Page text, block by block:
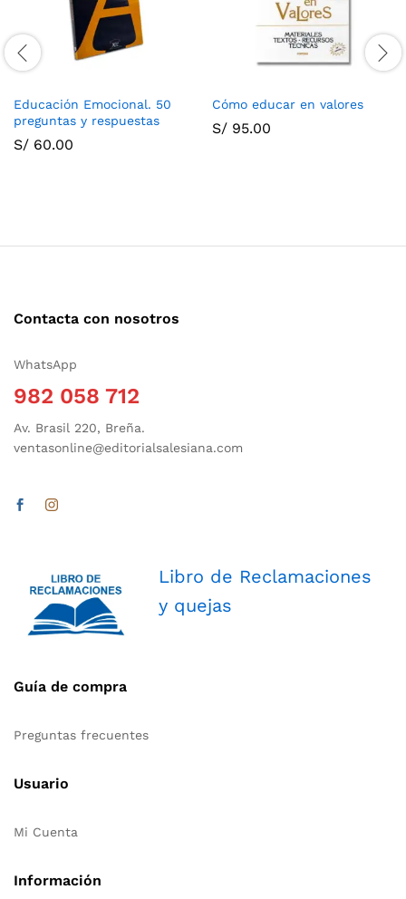
Educación Emocional. 50
preguntas y respuestas
S/ 60.00
Cómo educar en valores
S/ 95.00
Contacta con nosotros
WhatsApp
982 058 712
Av. Brasil 220, Breña.
ventasonline@editorialsalesiana.com
Libro de Reclamaciones
y quejas
Guía de compra
Preguntas frecuentes
Usuario
Mi Cuenta
Información